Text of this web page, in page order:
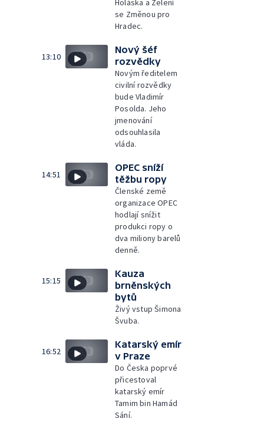
se Změnou pro
Hradec.
13:10
Nový šéf
rozvědky
Novým ředitelem
civilní rozvědky
bude Vladimír
Posolda. Jeho
jmenování
odsouhlasila
vláda.
14:51
OPEC sníží
těžbu ropy
Členské země
organizace OPEC
hodlají snížit
produkci ropy o
dva miliony barelů
denně.
15:15
Kauza
brněnských
bytů
Živý vstup Šimona
Švuba.
16:52
Katarský emír
v Praze
Do Česka poprvé
přicestoval
katarský emír
Tamim bin Hamád
Sání.